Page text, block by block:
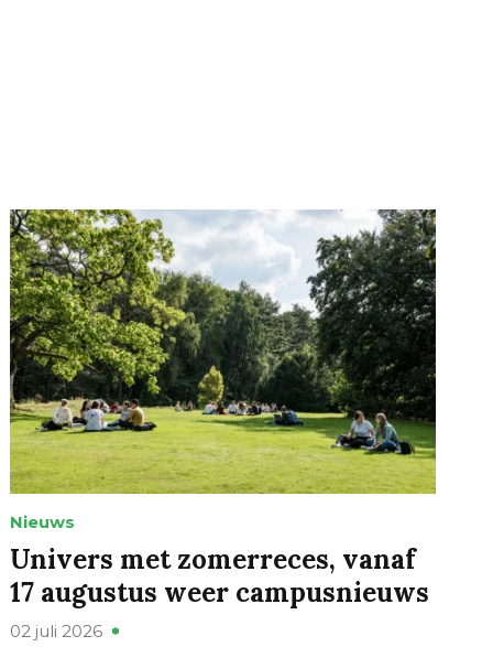
Nieuws
Univers met zomerreces, vanaf
17 augustus weer campusnieuws
02 juli 2026